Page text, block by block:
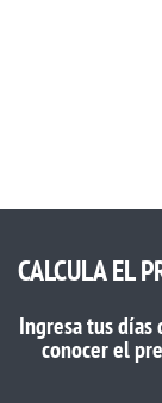
CALCULA EL
Ingresa tus
conocer el